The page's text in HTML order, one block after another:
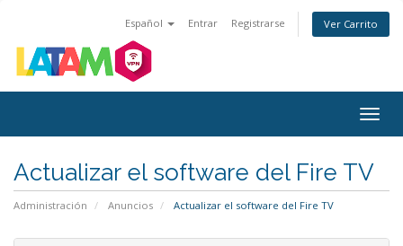
Español Entrar Registrarse Ver Carrito
Actualizar el software del Fire TV
Administración Anuncios Actualizar el software del Fire TV